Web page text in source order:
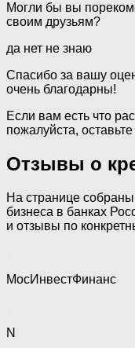
Могли бы вы
своим друзьям?
да нет не знаю
Спасибо за вашу
очень благодарны!
Если вам есть что
пожалуйста,
Отзывы о
На странице
бизнеса в банках
и отзывы по
МосИнвестФинанс
N